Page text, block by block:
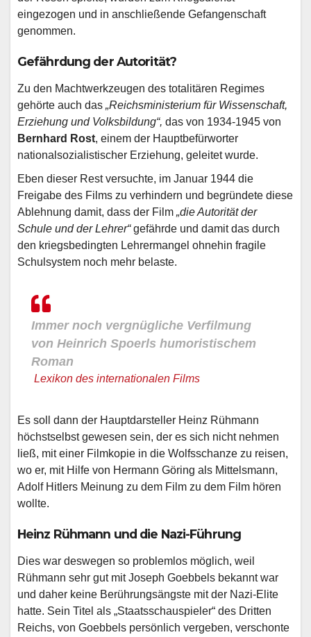
eingezogen und in anschließende Gefangenschaft
genommen.
Gefährdung der Autorität?
Zu den Machtwerkzeugen des totalitären Regimes
gehörte auch das „Reichsministerium für Wissenschaft,
Erziehung und Volksbildung“, das von 1934-1945 von
Bernhard Rost, einem der Hauptbefürworter
nationalsozialistischer Erziehung, geleitet wurde.
Eben dieser Rest versuchte, im Januar 1944 die
Freigabe des Films zu verhindern und begründete diese
Ablehnung damit, dass der Film „die Autorität der
Schule und der Lehrer“gefährde und damit das durch
den kriegsbedingten Lehrermangel ohnehin fragile
Schulsystem noch mehr belaste.
Immer noch vergnügliche Verfilmung
von Heinrich Spoerls humoristischem
Roman
Lexikon des internationalen Films
Es soll dann der Hauptdarsteller Heinz Rühmann
höchstselbst gewesen sein, der es sich nicht nehmen
ließ, mit einer Filmkopie in die Wolfsschanze zu reisen,
wo er, mit Hilfe von Hermann Göring als Mittelsmann,
Adolf Hitlers Meinung zu dem Film zu dem Film hören
wollte.
Heinz Rühmann und die Nazi-Führung
Dies war deswegen so problemlos möglich, weil
Rühmann sehr gut mit Joseph Goebbels bekannt war
und daher keine Berührungsängste mit der Nazi-Elite
hatte. Sein Titel als „Staatsschauspieler“ des Dritten
Reichs, von Goebbels persönlich vergeben, verschonte